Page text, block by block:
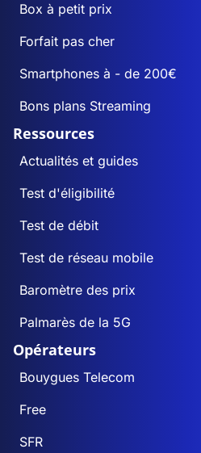
Box à petit prix
Forfait pas cher
Smartphones à - de 200€
Bons plans Streaming
Ressources
Actualités et guides
Test d'éligibilité
Test de débit
Test de réseau mobile
Baromètre des prix
Palmarès de la 5G
Opérateurs
Bouygues Telecom
Free
SFR